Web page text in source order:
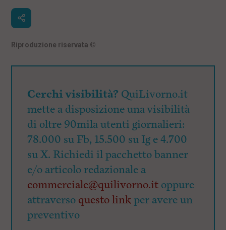
Riproduzione riservata ©
Cerchi visibilità? QuiLivorno.it
mette a disposizione una visibilità
di oltre 90mila utenti giornalieri:
78.000 su Fb, 15.500 su Ig e 4.700
su X. Richiedi il pacchetto banner
e/o articolo redazionale a
commerciale@quilivorno.it oppure
attraverso questo linkper avere un
preventivo